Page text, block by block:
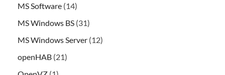
MS Software (14)
MS Windows BS (31)
MS Windows Server (12)
openHAB (21)